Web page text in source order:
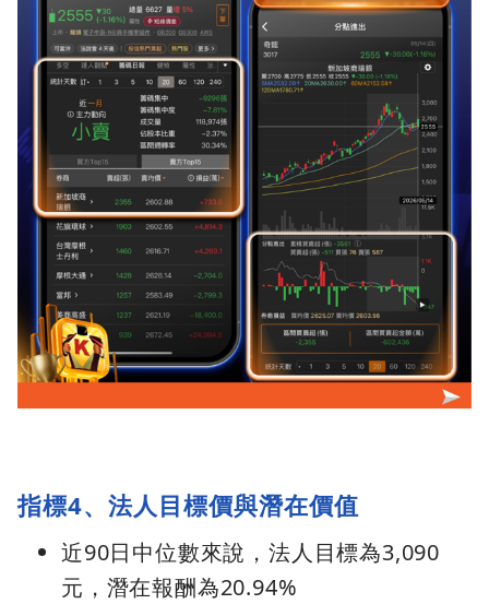
指標4、法人目標價與潛在價值
近90日中位數來說，法人目標為3,090
元，潛在報酬為20.94%